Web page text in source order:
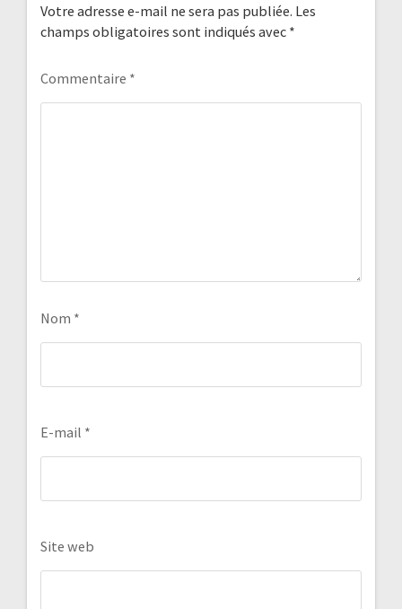
Votre adresse e-mail ne sera pas publiée. Les
champs obligatoires sont indiqués avec *
Commentaire *
Nom *
E-mail *
Site web